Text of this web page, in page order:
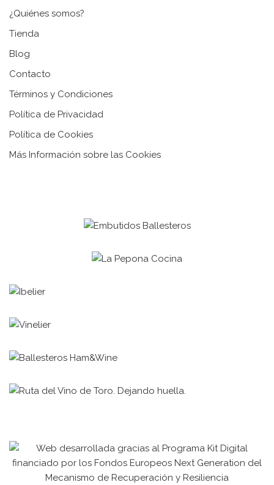
¿Quiénes somos?
Tienda
Blog
Contacto
Términos y Condiciones
Política de Privacidad
Política de Cookies
Más Información sobre las Cookies